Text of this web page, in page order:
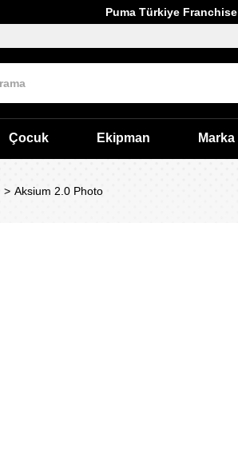
Puma Türkiye Franchise
Çocuk Ekipman Marka
Aksium 2.0 Photo